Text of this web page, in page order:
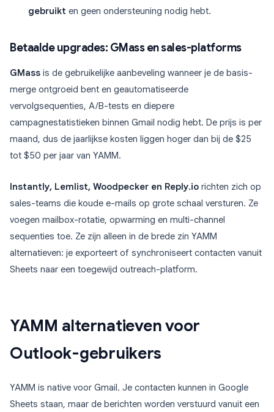
gebruikt en geen ondersteuning nodig hebt.
Betaalde upgrades: GMass en sales-platforms
GMass is de gebruikelijke aanbeveling wanneer je de basis-
merge ontgroeid bent en geautomatiseerde
vervolgsequenties, A/B-tests en diepere
campagnestatistieken binnen Gmail nodig hebt. De prijs is per
maand, dus de jaarlijkse kosten liggen hoger dan bij de $25
tot $50 per jaar van YAMM.
Instantly, Lemlist, Woodpecker en Reply.io richten zich op
sales-teams die koude e-mails op grote schaal versturen. Ze
voegen mailbox-rotatie, opwarming en multi-channel
sequenties toe. Ze zijn alleen in de brede zin YAMM
alternatieven: je exporteert of synchroniseert contacten vanuit
Sheets naar een toegewijd outreach-platform.
YAMM alternatieven voor
Outlook-gebruikers
YAMM is native voor Gmail. Je contacten kunnen in Google
Sheets staan, maar de berichten worden verstuurd vanuit een